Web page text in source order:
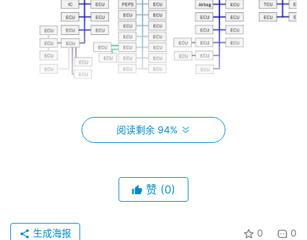
为了解决分布式EEA的这些问题，人们开始逐渐把很多
强的处理器硬件平台上，这就是汽车“域控制器（Domain
阅读剩余 94%
赞 (0)
0 0
生成海报